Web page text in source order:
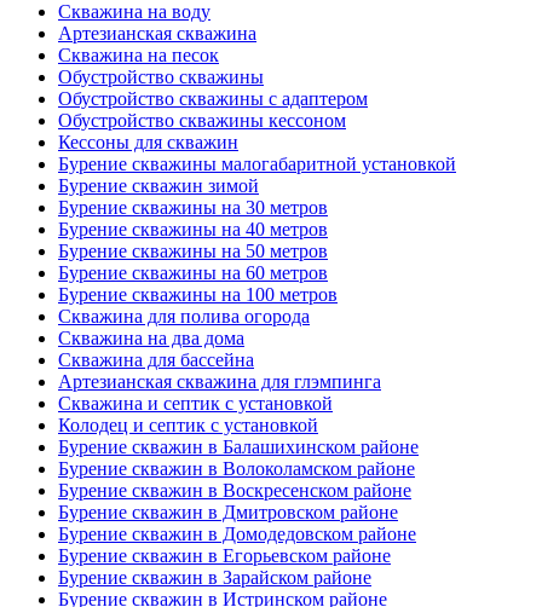
Скважина на воду
Артезианская скважина
Скважина на песок
Обустройство скважины
Обустройство скважины с адаптером
Обустройство скважины кессоном
Кессоны для скважин
Бурение скважины малогабаритной установкой
Бурение скважин зимой
Бурение скважины на 30 метров
Бурение скважины на 40 метров
Бурение скважины на 50 метров
Бурение скважины на 60 метров
Бурение скважины на 100 метров
Скважина для полива огорода
Скважина на два дома
Скважина для бассейна
Артезианская скважина для глэмпинга
Скважина и септик с установкой
Колодец и септик с установкой
Бурение скважин в Балашихинском районе
Бурение скважин в Волоколамском районе
Бурение скважин в Воскресенском районе
Бурение скважин в Дмитровском районе
Бурение скважин в Домодедовском районе
Бурение скважин в Егорьевском районе
Бурение скважин в Зарайском районе
Бурение скважин в Истринском районе